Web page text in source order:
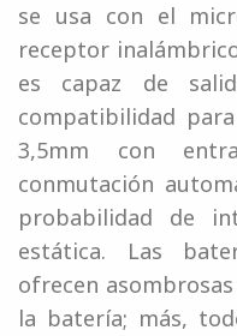
se usa con el
receptor
es capaz de
compatibilidad
3,5mm con
conmutación
probabilidad de
estática. Las
ofrecen
la batería; más,